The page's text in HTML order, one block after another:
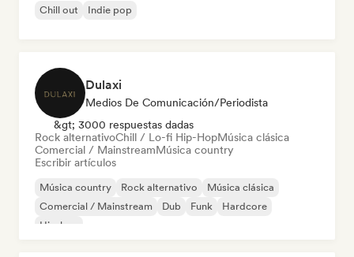
Chill out
Indie pop
Dulaxi
Medios De Comunicación/Periodista
&gt; 3000 respuestas dadas
Rock alternativoChill / Lo-fi Hip-HopMúsica clásica
Comercial / MainstreamMúsica country
Escribir artículos
Música country Rock alternativo
Música clásica
Comercial / Mainstream
Dub Funk
Hardcore
Hip-hop